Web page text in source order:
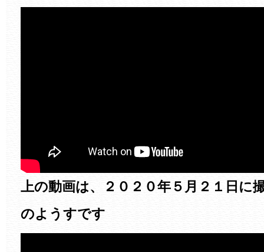
上の動画は、２０２０年５月２１日に
のようすです